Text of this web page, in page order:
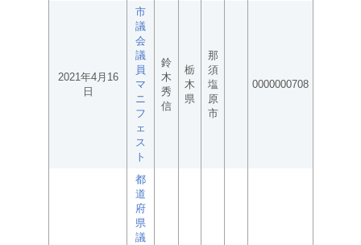
2021年4月16
日
市
議
会
議
員
マ
ニ
フ
ェ
ス
ト
鈴
木
秀
信
栃
木
県
那
須
塩
原
市
0000000708
都
道
府
県
議